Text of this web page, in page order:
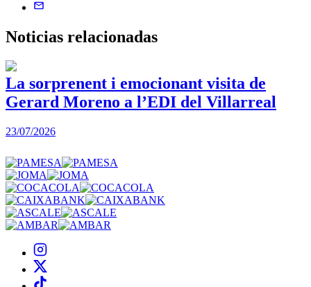
Noticias relacionadas
La sorprenent i emocionant visita de
Gerard Moreno a l’EDI del Villarreal
23/07/2026